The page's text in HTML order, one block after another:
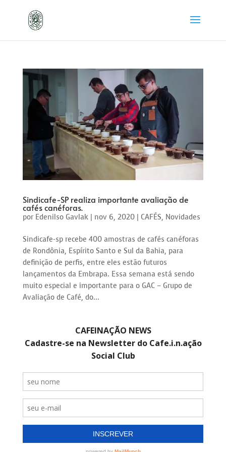
Sindicafe-SP realiza importante avaliação de
cafés canéforas.
por Edenilso Gavlak| nov 6, 2020| CAFÉS, Novidades
Sindicafe-sp recebe 400 amostras de cafés canéforas
de Rondônia, Espírito Santo e Sul da Bahia, para
definição de perfis, entre eles estão futuros
lançamentos da Embrapa. Essa semana está sendo
muito especial e importante para o GAC – Grupo de
Avaliação de Café, do...